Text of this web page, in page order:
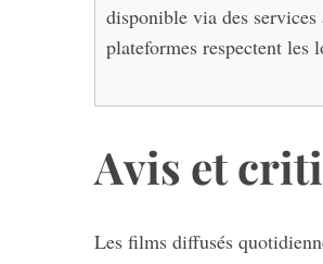
disponible via des services
plateformes respectent
Avis et
Les films diffusés